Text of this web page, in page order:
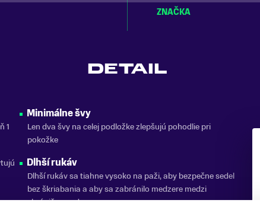
ZNAČKA
DETAIL
1
Minimálne švy
Len dva švy na celej podložke zlepšujú pohodlie pri
pokožke
Dlhší rukáv
Dlhší rukáv sa tiahne vysoko na paži, aby bezpečne sedel
bez škriabania a aby sa zabránilo medzere medzi
chráničom a dresom.